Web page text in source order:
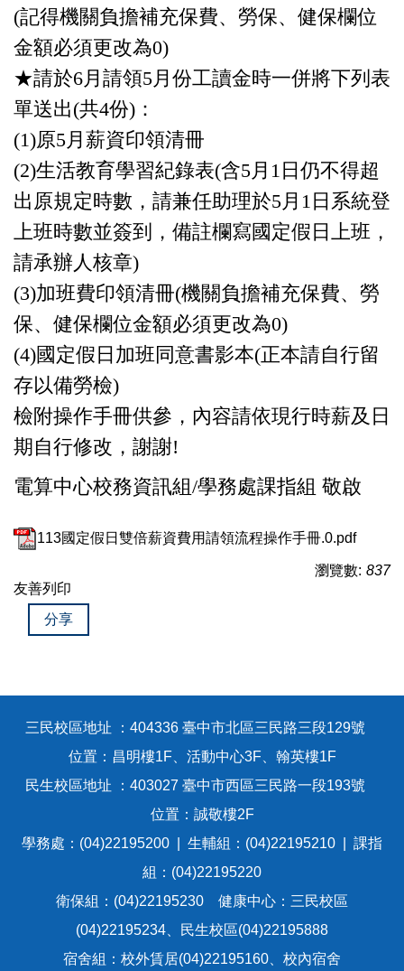
(記得機關負擔補充保費、勞保、健保欄位
金額必須更改為0)
★請於6月請領5月份工讀金時一併將下列表
單送出(共4份)：
(1)原5月薪資印領清冊
(2)生活教育學習紀錄表(含5月1日仍不得超
出原規定時數， 請兼任助理於5月1日系統登
上班時數並簽到， 備註欄寫國定假日上班，
請承辦人核章)
(3)加班費印領清冊(機關負擔補充保費、勞
保、 健保欄位金額必須更改為0)
(4)國定假日加班同意書影本(正本請自行留
存以備勞檢)
檢附操作手冊供參，內容請依現行時薪及日
期自行修改，謝謝!
電算中心校務資訊組/學務處課指組 敬啟
113國定假日雙倍薪資費用請領流程操作手冊.0.pdf
瀏覽數: 837
友善列印
分享
三民校區地址 ：404336 臺中市北區三民路三段129號
位置：昌明樓1F、活動中心3F、翰英樓1F
民生校區地址 ：403027 臺中市西區三民路一段193號
位置：誠敬樓2F
學務處：(04)22195200 | 生輔組：(04)22195210 | 課指
組：(04)22195220
衛保組：(04)22195230 健康中心：三民校區
(04)22195234、民生校區(04)22195888
宿舍組：校外賃居(04)22195160、校內宿舍